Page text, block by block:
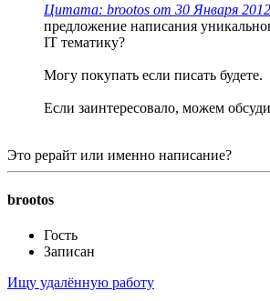
Цитата: brootos от 30 Января
предложение написания
IT тематику?
Могу покупать если писать будете.
Если заинтересовало, можем
Это рерайт или именно написание?
brootos
Гость
Записан
Ищу удалённую работу